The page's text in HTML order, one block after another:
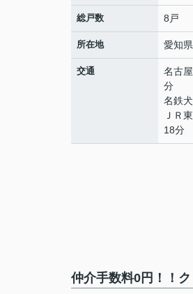
総戸数 8戸
所在地 愛知県
交通 名古
分
名鉄
ＪＲ
18分
仲介手数料0円！！